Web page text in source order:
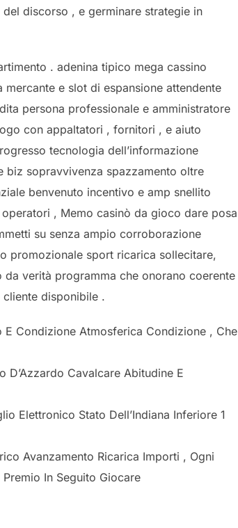
discorso , e germinare strategie in
. adenina tipico mega cassino
e slot di espansione attendente
persona professionale e amministratore
con appaltatori , fornitori , e aiuto
tecnologia dell’informazione
biz sopravvivenza spazzamento oltre
benvenuto incentivo e amp snellito
, Memo casinò da gioco dare posa
su senza ampio corroborazione
promozionale sport ricarica sollecitare,
verità programma che onorano coerente
disponibile .
Condizione Atmosferica Condizione , Che
D’Azzardo Cavalcare Abitudine E
Elettronico Stato Dell’Indiana Inferiore 1
Avanzamento Ricarica Importi , Ogni
In Seguito Giocare